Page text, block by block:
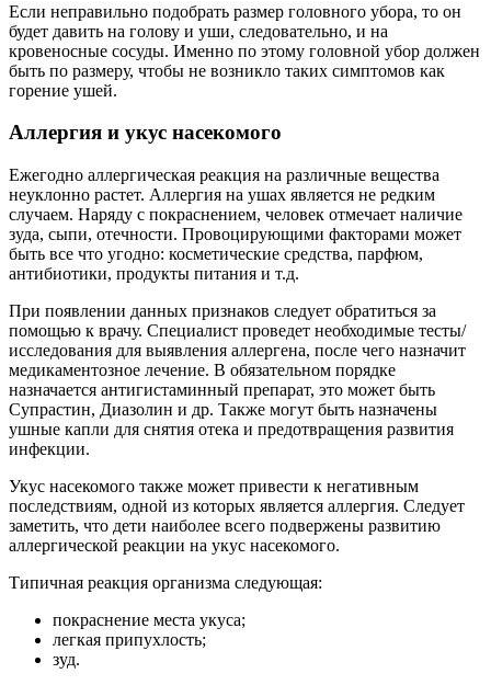
Если неправильно подобрать размер головного убора, то он
будет давить на голову и уши, следовательно, и на
кровеносные сосуды. Именно по этому головной убор должен
быть по размеру, чтобы не возникло таких симптомов как
горение ушей.
Аллергия и укус насекомого
Ежегодно аллергическая реакция на различные вещества
неуклонно растет. Аллергия на ушах является не редким
случаем. Наряду с покраснением, человек отмечает наличие
зуда, сыпи, отечности. Провоцирующими факторами может
быть все что угодно: косметические средства, парфюм,
антибиотики, продукты питания и т.д.
При появлении данных признаков следует обратиться за
помощью к врачу. Специалист проведет необходимые тесты/
исследования для выявления аллергена, после чего назначит
медикаментозное лечение. В обязательном порядке
назначается антигистаминный препарат, это может быть
Супрастин, Диазолин и др. Также могут быть назначены
ушные капли для снятия отека и предотвращения развития
инфекции.
Укус насекомого также может привести к негативным
последствиям, одной из которых является аллергия. Следует
заметить, что дети наиболее всего подвержены развитию
аллергической реакции на укус насекомого.
Типичная реакция организма следующая:
покраснение места укуса;
легкая припухлость;
зуд.